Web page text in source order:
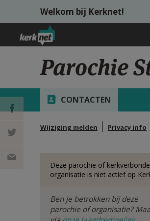
Overslaan en naar de inhoud gaan
Welkom bij Kerknet!
Parochie
CONTACTEN
Wijziging melden Privacy info
DEEL OP
FACEBOOK
DEEL OP
Deze parochie of
organisatie is niet actief op
Ben je betrokken bij deze
parochie of organisatie?